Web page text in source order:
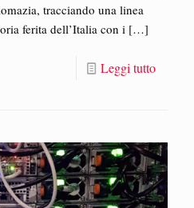
tracciando una linea
ferita dell’Italia con i […]
Leggi tutto